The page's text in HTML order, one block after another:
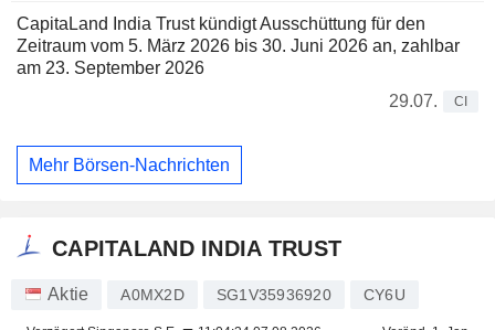
CapitaLand India Trust kündigt Ausschüttung für den
Zeitraum vom 5. März 2026 bis 30. Juni 2026 an, zahlbar
am 23. September 2026
29.07.
CI
Mehr Börsen-Nachrichten
CAPITALAND INDIA TRUST
Aktie A0MX2D SG1V35936920 CY6U